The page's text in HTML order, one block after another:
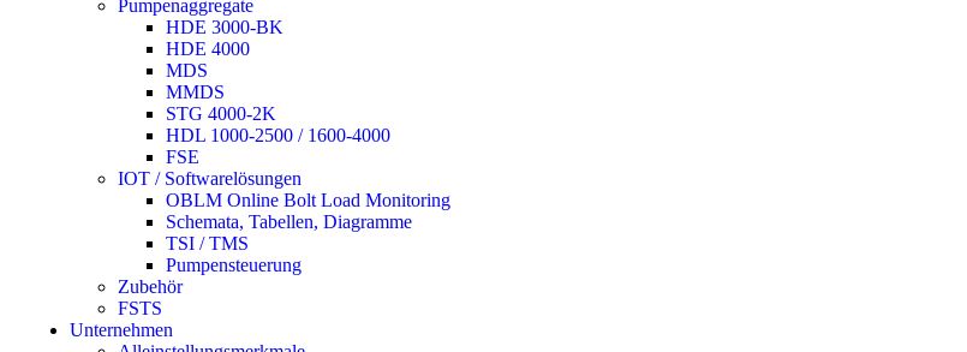
Pumpenaggregate
HDE 3000-BK
HDE 4000
MDS
MMDS
STG 4000-2K
HDL 1000-2500 / 1600-4000
FSE
IOT / Softwarelösungen
OBLM Online Bolt Load Monitoring
Schemata, Tabellen, Diagramme
TSI / TMS
Pumpensteuerung
Zubehör
FSTS
Unternehmen